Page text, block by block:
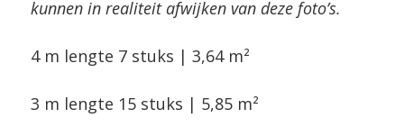
kunnen in realiteit afwijken van deze foto’s.
4 m lengte 7 stuks | 3,64 m²
3 m lengte 15 stuks | 5,85 m²